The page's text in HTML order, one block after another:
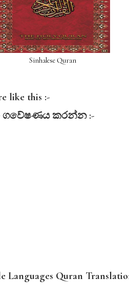
Sinhalese Quran
like this :-
ගවේෂණයකරන්න :-
Languages Quran